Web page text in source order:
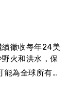
徵收每年24美
火和洪水，保
能為全球所有…